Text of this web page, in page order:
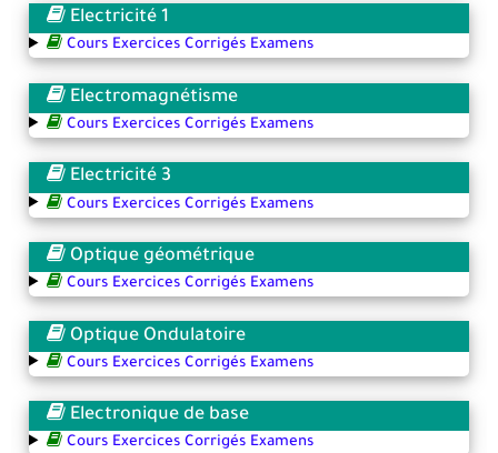
Electricité 1
Cours Exercices Corrigés Examens
Electromagnétisme
Cours Exercices Corrigés Examens
Electricité 3
Cours Exercices Corrigés Examens
Optique géométrique
Cours Exercices Corrigés Examens
Optique Ondulatoire
Cours Exercices Corrigés Examens
Electronique de base
Cours Exercices Corrigés Examens